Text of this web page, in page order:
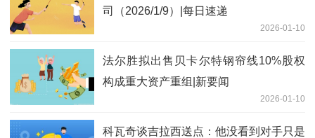
司（2026/1/9）|每日速递
2026-01-10
法尔胜拟出售贝卡尔特钢帘线10%股权
构成重大资产重组|新要闻
2026-01-10
科瓦奇谈吉拉西送点：他没看到对手只是